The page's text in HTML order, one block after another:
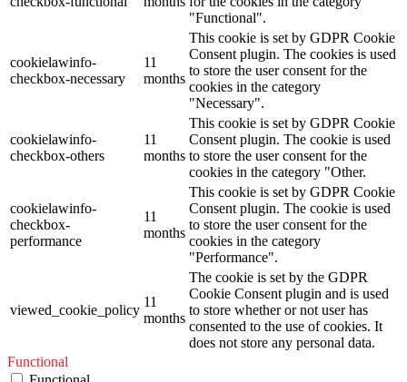
"Functional".
cookielawinfo-
checkbox-necessary
11
months
This cookie is set by GDPR Cookie
Consent plugin. The cookies is used
to store the user consent for the
cookies in the category
"Necessary".
cookielawinfo-
checkbox-others
11
months
This cookie is set by GDPR Cookie
Consent plugin. The cookie is used
to store the user consent for the
cookies in the category "Other.
cookielawinfo-
checkbox-
performance
11
months
This cookie is set by GDPR Cookie
Consent plugin. The cookie is used
to store the user consent for the
cookies in the category
"Performance".
viewed_cookie_policy
11
months
The cookie is set by the GDPR
Cookie Consent plugin and is used
to store whether or not user has
consented to the use of cookies. It
does not store any personal data.
Functional